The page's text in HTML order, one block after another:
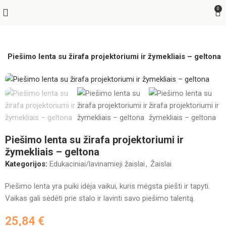
0
Piešimo lenta su žirafa projektoriumi ir žymekliais – geltona
Piešimo lenta su žirafa projektoriumi ir
žymekliais – geltona
Kategorijos: Edukaciniai/lavinamieji žaislai, Žaislai
Piešimo lenta yra puiki idėja vaikui, kuris mėgsta piešti ir tapyti.
Vaikas gali sėdėti prie stalo ir lavinti savo piešimo talentą.
25,84 €